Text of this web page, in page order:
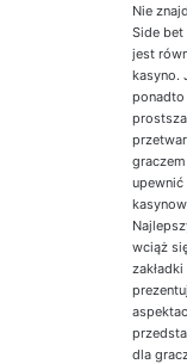
Nie
Side bet
jest
kasyno.
ponadto
upewnić
wciąż
dla